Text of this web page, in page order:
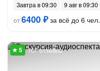
Завтра в 09:30
9 авг в 09:30
от6400 ₽за всё до 6 чел.
167 отзывов